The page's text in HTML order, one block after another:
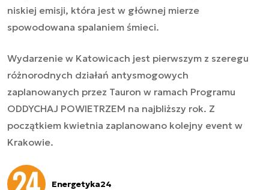
niskiej emisji, która jest w głównej mierze
spowodowana spalaniem śmieci.
Wydarzenie w Katowicach jest pierwszym z szeregu
różnorodnych działań antysmogowych
zaplanowanych przez Tauron w ramach Programu
ODDYCHAJ POWIETRZEM na najbliższy rok. Z
początkiem kwietnia zaplanowano kolejny event w
Krakowie.
Energetyka24